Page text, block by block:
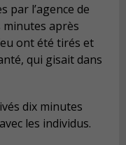
par l’agence de
minutes après
ont été tirés et
qui gisait dans
dix minutes
les individus.